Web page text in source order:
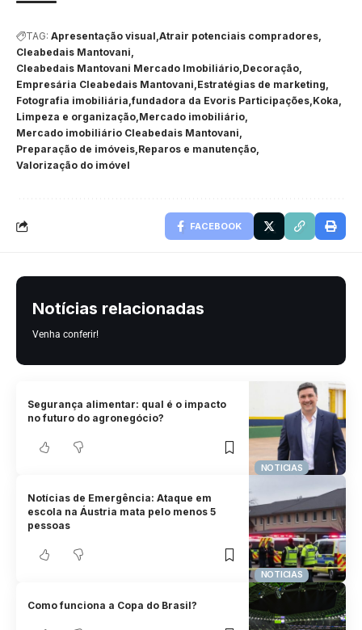
TAG: Apresentação visual Atrair potenciais compradores
Cleabedais Mantovani
Cleabedais Mantovani Mercado Imobiliário Decoração
Empresária Cleabedais Mantovani Estratégias de marketing
Fotografia imobiliária fundadora da Evoris Participações Koka
Limpeza e organização Mercado imobiliário
Mercado imobiliário Cleabedais Mantovani
Preparação de imóveis Reparos e manutenção
Valorização do imóvel
FACEBOOK
Notícias relacionadas
Venha conferir!
NOTICIAS
Segurança alimentar: qual é o impacto
no futuro do agronegócio?
NOTICIAS
Notícias de Emergência: Ataque em
escola na Áustria mata pelo menos 5
pessoas
Como funciona a Copa do Brasil?